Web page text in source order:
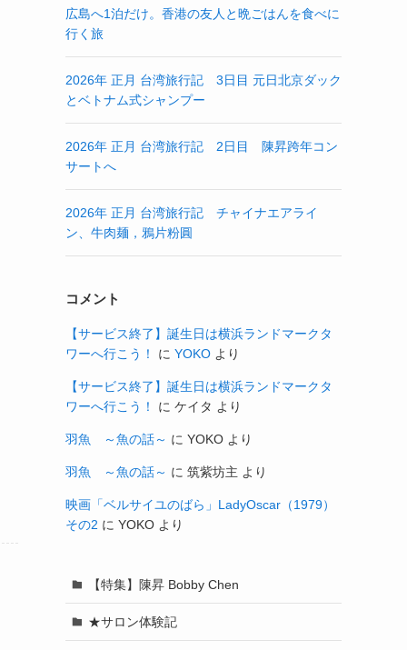
広島へ1泊だけ。香港の友人と晩ごはんを食べに
行く旅
2026年 正月 台湾旅行記 3日目 元日北京ダック
とベトナム式シャンプー
2026年 正月 台湾旅行記 2日目 陳昇跨年コン
サートへ
2026年 正月 台湾旅行記 チャイナエアライ
ン、牛肉麺，鴉片粉圓
コメント
【サービス終了】誕生日は横浜ランドマークタ
ワーへ行こう！
に YOKO より
【サービス終了】誕生日は横浜ランドマークタ
ワーへ行こう！
に ケイタ より
羽魚 ～魚の話～ に YOKO より
羽魚 ～魚の話～ に 筑紫坊主 より
映画「ベルサイユのばら」LadyOscar（1979）
その2 に YOKO より
【特集】陳昇 Bobby Chen
★サロン体験記